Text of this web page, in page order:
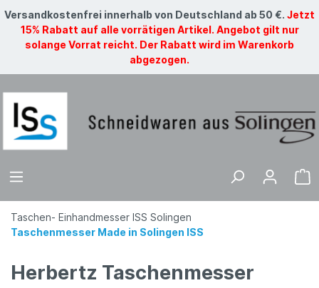
Versandkostenfrei innerhalb von Deutschland ab 50 €. Jetzt
15% Rabatt auf alle vorrätigen Artikel. Angebot gilt nur
solange Vorrat reicht. Der Rabatt wird im Warenkorb
abgezogen.
Taschen- Einhandmesser ISS Solingen
Taschenmesser Made in Solingen ISS
Herbertz Taschenmesser